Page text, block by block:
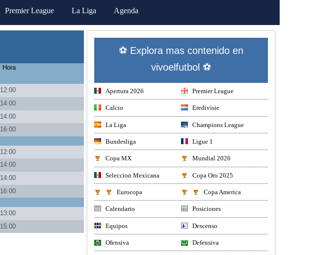
Premier League La Liga Agenda
Hora
12:00
14:00
14:00
16:00
12:00
14:00
14:00
16:00
13:00
15:00
⚽ Explora mas contenido en
vivoelfutbol ⚽
Apertura 2026 Premier League
Calcio Eredivisie
La Liga Champions League
Bundesliga Ligue 1
Copa MX Mundial 2026
Seleccion Mexicana Copa Oro 2025
Eurocopa Copa America
Calendario Posiciones
Equipos Descenso
Ofensiva Defensiva